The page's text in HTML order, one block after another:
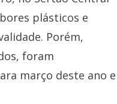
plásticos e
Porém,
foram
março deste ano e